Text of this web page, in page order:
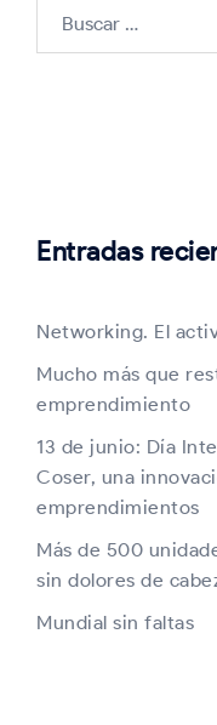
Entradas
Networking. El
Mucho más que
emprendimiento
13 de junio: Día
Coser, una
emprendimientos
Más de 500
sin dolores de
Mundial sin faltas